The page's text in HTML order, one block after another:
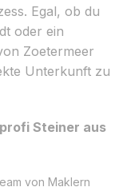
Egal, ob du
oder ein
Zoetermeer
Unterkunft zu
Steiner aus
von Maklern